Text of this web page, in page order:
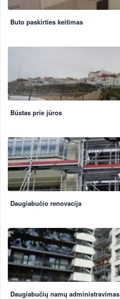
Buto paskirties keitimas
Būstas prie jūros
Daugiabučio renovacija
Daugiabučių namų administravimas